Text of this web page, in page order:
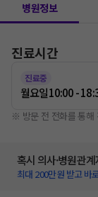
병원정보
진료시간
진료중
월요일10:00 -
※ 방문 전 전화를 통해
혹시 의사·병원관
최대 200만원 받고 바